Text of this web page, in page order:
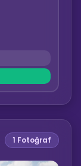
1 Fotoğraf